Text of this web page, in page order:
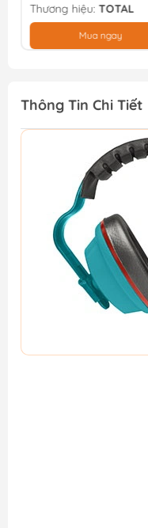
Thương hiệu: TOTAL
Mua ngay
Thông Tin Chi Tiết